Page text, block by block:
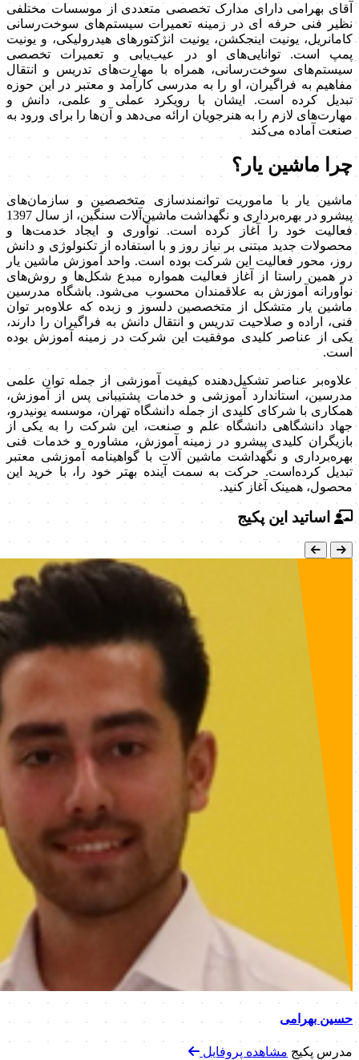
آقای بهرامی دارای مدارک تخصصی متعددی از موسسات مختلفی
نظیر فنی حرفه ای در زمینه تعمیرات سیستم‌های سوخت‌رسانی
کامانریل، یونیت اینجکشن، یونیت انژکتورهای هیدرولیکی، و یونیت
پمپ است. توانایی‌های او در عیب‌یابی و تعمیرات تخصصی
سیستم‌های سوخت‌رسانی، همراه با مهارت‌های تدریس و انتقال
مفاهیم به فراگیران، او را به مدرسی کارآمد و معتبر در این حوزه
تبدیل کرده است. ایشان با رویکرد عملی و علمی، دانش و
مهارت‌های لازم را به هنرجویان ارائه می‌دهد و آن‌ها را برای ورود به
صنعت آماده می‌کند
چرا ماشین یار؟
ماشین یار با ماموریت توانمندسازی متخصصین و سازمان‌های
پیشرو در بهره‌برداری و نگهداشت ماشین‌آلات سنگین، از سال 1397
فعالیت خود را آغاز کرده است. نوآوری و ایجاد خدمت‌ها و
محصولات جدید مبتنی بر نیاز روز و با استفاده از تکنولوژی و دانش
روز، محور فعالیت این شرکت بوده است. واحد آموزش ماشین یار
در همین راستا از آغاز فعالیت همواره مبدع شکل‌ها و روش‌های
نوآورانه آموزش به علاقمندان محسوب می‌شود. باشگاه مدرسین
ماشین یار متشکل از متخصصین دلسوز و زبده که علاوه‌بر توان
فنی، اراده و صلاحیت تدریس و انتقال دانش به فراگیران را دارند،
یکی از عناصر کلیدی موفقیت این شرکت در زمینه آموزش بوده
است.
علاوه‌بر عناصر تشکیل‌دهنده کیفیت آموزشی از جمله توان علمی
مدرسین، استاندارد آموزشی و خدمات پشتیبانی پس از آموزش،
همکاری با شرکای کلیدی از جمله دانشگاه تهران، موسسه یونیدرو،
جهاد دانشگاهی دانشگاه علم و صنعت، این شرکت را به یکی از
بازیگران کلیدی پیشرو در زمینه آموزش، مشاوره و خدمات فنی
بهره‌برداری و نگهداشت ماشین آلات با گواهینامه آموزشی معتبر
تبدیل کرده‌است. حرکت به سمت آینده بهتر خود را، با خرید این
محصول، همینک آغاز کنید.
اساتید این پکیج
حسین بهرامی
مدرس پکیج مشاهده پروفایل